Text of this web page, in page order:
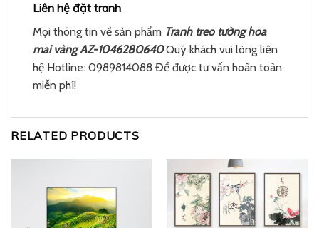
Liên hệ đặt tranh
Mọi thông tin về sản phẩm Tranh treo tường hoa
mai vàng AZ-1046280640Quý khách vui lòng liên
hệ Hotline: 0989814088 Để được tư vấn hoàn toàn
miễn phí!
RELATED PRODUCTS